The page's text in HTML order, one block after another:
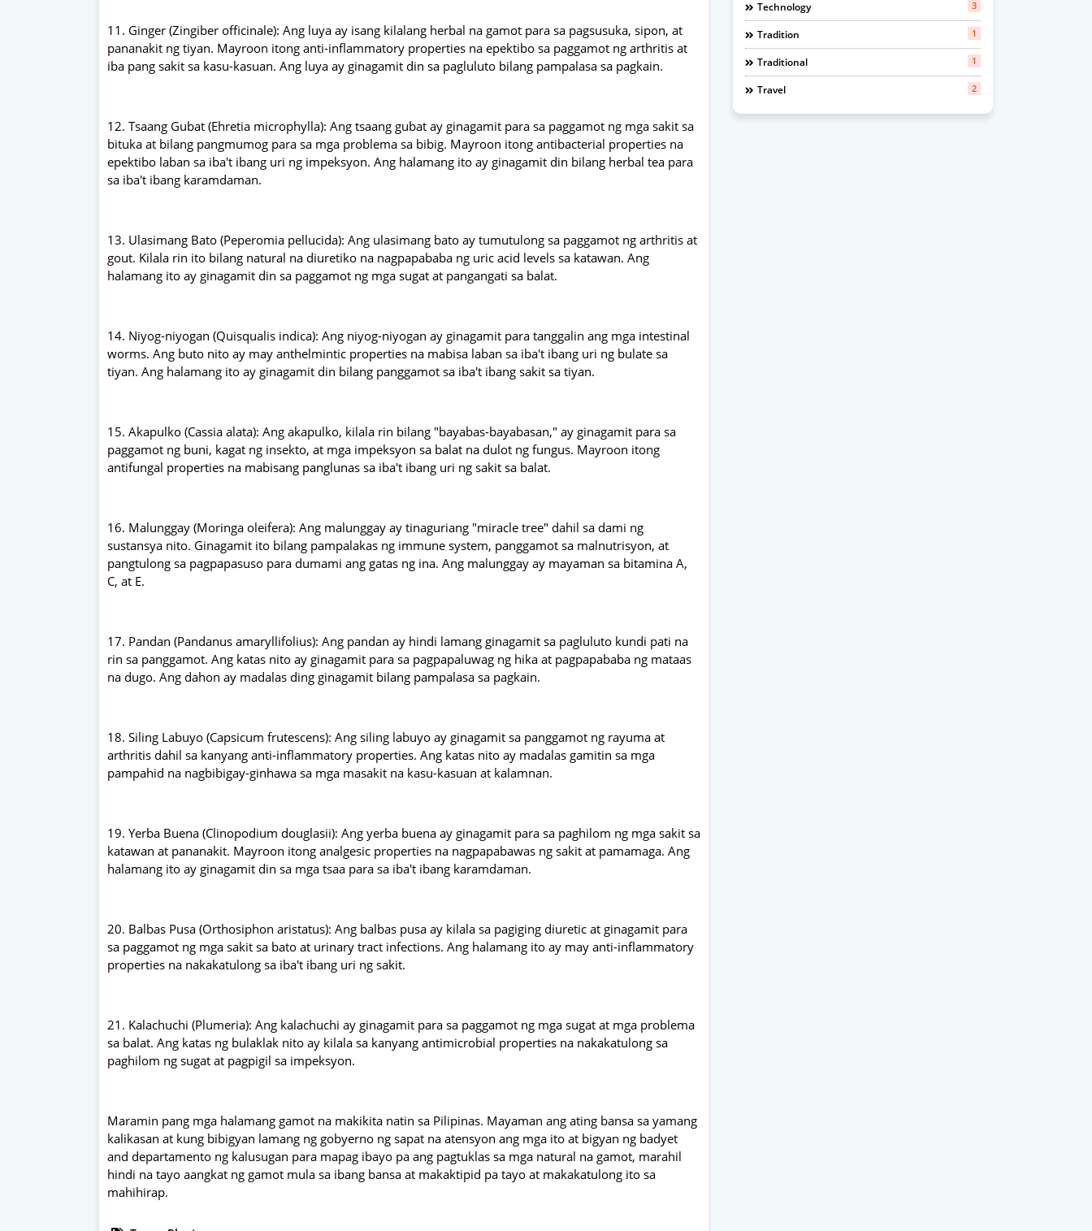
11. Ginger (Zingiber officinale): Ang luya ay isang kilalang herbal na gamot para sa pagsusuka, sipon, at
pananakit ng tiyan. Mayroon itong anti-inflammatory properties na epektibo sa paggamot ng arthritis at
iba pang sakit sa kasu-kasuan. Ang luya ay ginagamit din sa pagluluto bilang pampalasa sa pagkain.
12. Tsaang Gubat (Ehretia microphylla): Ang tsaang gubat ay ginagamit para sa paggamot ng mga sakit sa
bituka at bilang pangmumog para sa mga problema sa bibig. Mayroon itong antibacterial properties na
epektibo laban sa iba't ibang uri ng impeksyon. Ang halamang ito ay ginagamit din bilang herbal tea para
sa iba't ibang karamdaman.
13. Ulasimang Bato (Peperomia pellucida): Ang ulasimang bato ay tumutulong sa paggamot ng arthritis at
gout. Kilala rin ito bilang natural na diuretiko na nagpapababa ng uric acid levels sa katawan. Ang
halamang ito ay ginagamit din sa paggamot ng mga sugat at pangangati sa balat.
14. Niyog-niyogan (Quisqualis indica): Ang niyog-niyogan ay ginagamit para tanggalin ang mga intestinal
worms. Ang buto nito ay may anthelmintic properties na mabisa laban sa iba't ibang uri ng bulate sa
tiyan. Ang halamang ito ay ginagamit din bilang panggamot sa iba't ibang sakit sa tiyan.
15. Akapulko (Cassia alata): Ang akapulko, kilala rin bilang "bayabas-bayabasan," ay ginagamit para sa
paggamot ng buni, kagat ng insekto, at mga impeksyon sa balat na dulot ng fungus. Mayroon itong
antifungal properties na mabisang panglunas sa iba't ibang uri ng sakit sa balat.
16. Malunggay (Moringa oleifera): Ang malunggay ay tinaguriang "miracle tree" dahil sa dami ng
sustansya nito. Ginagamit ito bilang pampalakas ng immune system, panggamot sa malnutrisyon, at
pangtulong sa pagpapasuso para dumami ang gatas ng ina. Ang malunggay ay mayaman sa bitamina A,
C, at E.
17. Pandan (Pandanus amaryllifolius): Ang pandan ay hindi lamang ginagamit sa pagluluto kundi pati na
rin sa panggamot. Ang katas nito ay ginagamit para sa pagpapaluwag ng hika at pagpapababa ng mataas
na dugo. Ang dahon ay madalas ding ginagamit bilang pampalasa sa pagkain.
18. Siling Labuyo (Capsicum frutescens): Ang siling labuyo ay ginagamit sa panggamot ng rayuma at
arthritis dahil sa kanyang anti-inflammatory properties. Ang katas nito ay madalas gamitin sa mga
pampahid na nagbibigay-ginhawa sa mga masakit na kasu-kasuan at kalamnan.
19. Yerba Buena (Clinopodium douglasii): Ang yerba buena ay ginagamit para sa paghilom ng mga sakit sa
katawan at pananakit. Mayroon itong analgesic properties na nagpapabawas ng sakit at pamamaga. Ang
halamang ito ay ginagamit din sa mga tsaa para sa iba't ibang karamdaman.
20. Balbas Pusa (Orthosiphon aristatus): Ang balbas pusa ay kilala sa pagiging diuretic at ginagamit para
sa paggamot ng mga sakit sa bato at urinary tract infections. Ang halamang ito ay may anti-inflammatory
properties na nakakatulong sa iba't ibang uri ng sakit.
21. Kalachuchi (Plumeria): Ang kalachuchi ay ginagamit para sa paggamot ng mga sugat at mga problema
sa balat. Ang katas ng bulaklak nito ay kilala sa kanyang antimicrobial properties na nakakatulong sa
paghilom ng sugat at pagpigil sa impeksyon.
Maramin pang mga halamang gamot na makikita natin sa Pilipinas. Mayaman ang ating bansa sa yamang
kalikasan at kung bibigyan lamang ng gobyerno ng sapat na atensyon ang mga ito at bigyan ng badyet
and departamento ng kalusugan para mapag ibayo pa ang pagtuklas sa mga natural na gamot, marahil
hindi na tayo aangkat ng gamot mula sa ibang bansa at makaktipid pa tayo at makakatulong ito sa
mahihirap.
Technology 3
Tradition 1
Traditional 1
Travel 2